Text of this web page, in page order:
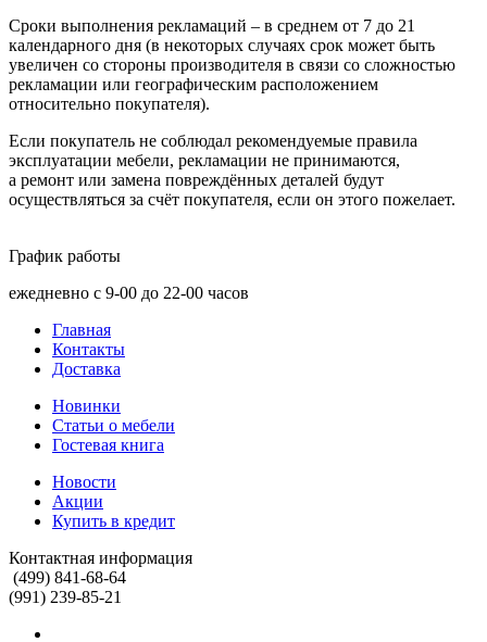
Сроки выполнения рекламаций – в среднем от 7 до 21
календарного дня (в некоторых случаях срок может быть
увеличен со стороны производителя в связи со сложностью
рекламации или географическим расположением
относительно покупателя).
Если покупатель не соблюдал рекомендуемые правила
эксплуатации мебели, рекламации не принимаются,
а ремонт или замена повреждённых деталей будут
осуществляться за счёт покупателя, если он этого пожелает.
График работы
ежедневно с 9-00 до 22-00 часов
Главная
Контакты
Доставка
Новинки
Статьи о мебели
Гостевая книга
Новости
Акции
Купить в кредит
Контактная информация
(499) 841-68-64
(991) 239-85-21